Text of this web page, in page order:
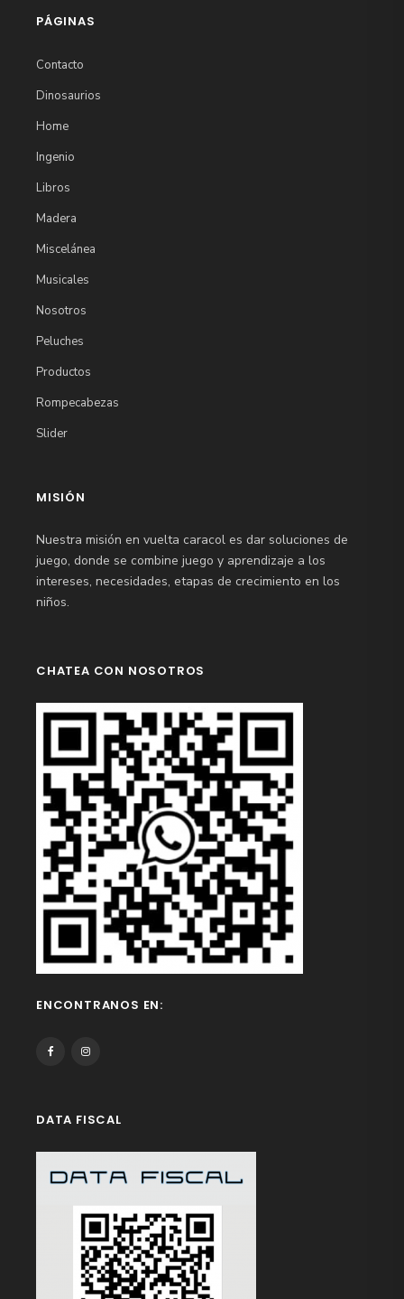
PÁGINAS
Contacto
Dinosaurios
Home
Ingenio
Libros
Madera
Miscelánea
Musicales
Nosotros
Peluches
Productos
Rompecabezas
Slider
MISIÓN
Nuestra misión en vuelta caracol es dar soluciones de
juego, donde se combine juego y aprendizaje a los
intereses, necesidades, etapas de crecimiento en los
niños.
CHATEA CON NOSOTROS
ENCONTRANOS EN:
DATA FISCAL